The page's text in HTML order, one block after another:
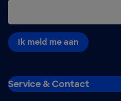
Ik meld me aan
Service & Contact